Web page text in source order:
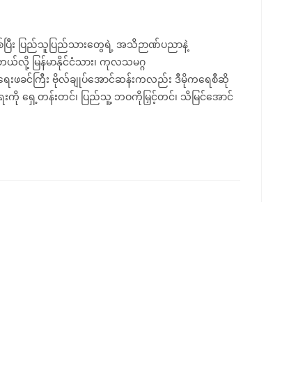
ြီး ပြည်သူပြည်သားတွေရဲ့ အသိဉာဏ်ပညာနဲ့
လို့ မြန်မာနိုင်ငံသား၊ ကုလသမဂ္ဂ
ခင်ကြီး ဗိုလ်ချုပ်အောင်ဆန်းကလည်း ဒီမိုကရေစီဆို
ကို ရှေ့တန်းတင်၊ ပြည်သူ့ ဘဝကိုမြှင့်တင်၊ သိမြင်အောင်